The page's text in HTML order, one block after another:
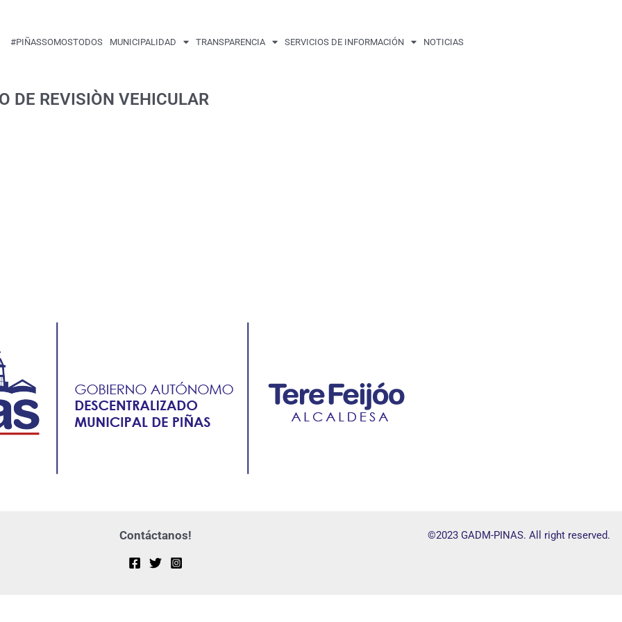
#PIÑASSOMOSTODOS MUNICIPALIDAD TRANSPARENCIA SERVICIOS DE INFORMACIÓN NOTICIAS
DE REVISIÒN VEHICULAR
Contáctanos! ©2023 GADM-PINAS. All right reserved.